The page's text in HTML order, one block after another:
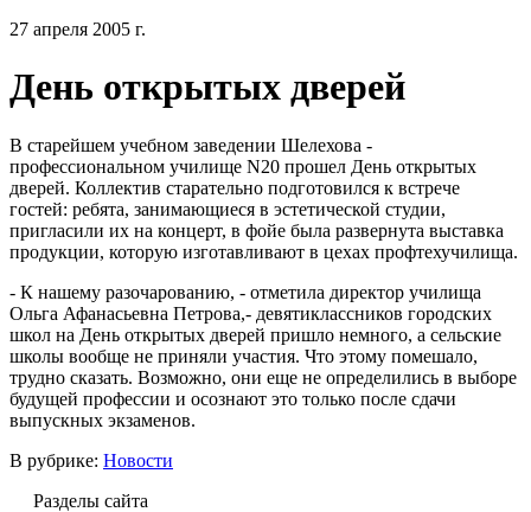
27 апреля 2005 г.
День открытых дверей
В старейшем учебном заведении Шелехова -
профессиональном училище N20 прошел День открытых
дверей. Коллектив старательно подготовился к встрече
гостей: ребята, занимающиеся в эстетической студии,
пригласили их на концерт, в фойе была развернута выставка
продукции, которую изготавливают в цехах профтехучилища.
- К нашему разочарованию, - отметила директор училища
Ольга Афанасьевна Петрова,- девятиклассников городских
школ на День открытых дверей пришло немного, а сельские
школы вообще не приняли участия. Что этому помешало,
трудно сказать. Возможно, они еще не определились в выборе
будущей профессии и осознают это только после сдачи
выпускных экзаменов.
В рубрике: Новости
Разделы сайта